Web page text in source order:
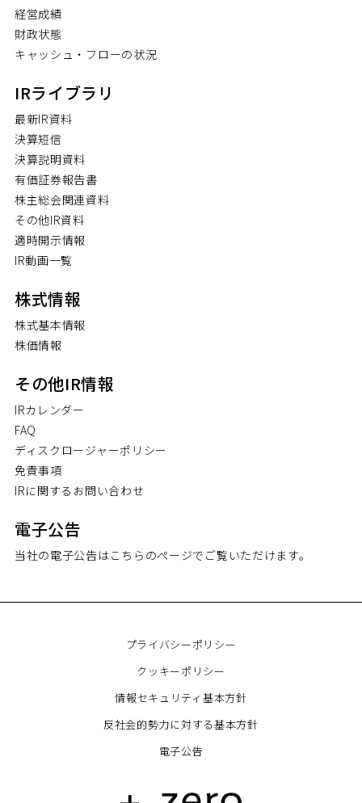
経営成績
財政状態
キャッシュ・フローの状況
IRライブラリ
最新IR資料
決算短信
決算説明資料
有価証券報告書
株主総会関連資料
その他IR資料
適時開示情報
IR動画一覧
株式情報
株式基本情報
株価情報
その他IR情報
IRカレンダー
FAQ
ディスクロージャーポリシー
免責事項
IRに関するお問い合わせ
電子公告
当社の電子公告はこちらのページでご覧いただけます。
プライバシーポリシー
クッキーポリシー
情報セキュリティ基本方針
反社会的勢力に対する基本方針
電子公告